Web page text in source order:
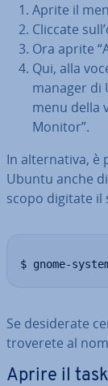
Aprite il
Cliccate
Ora aprite
Qui, alla
manager di
menu della
Monitor”.
In al­ter­na­ti­va, è
Ubuntu anche
scopo digitate il
$ gnome-
Se de­si­de­ra­te
troverete al
Aprire il